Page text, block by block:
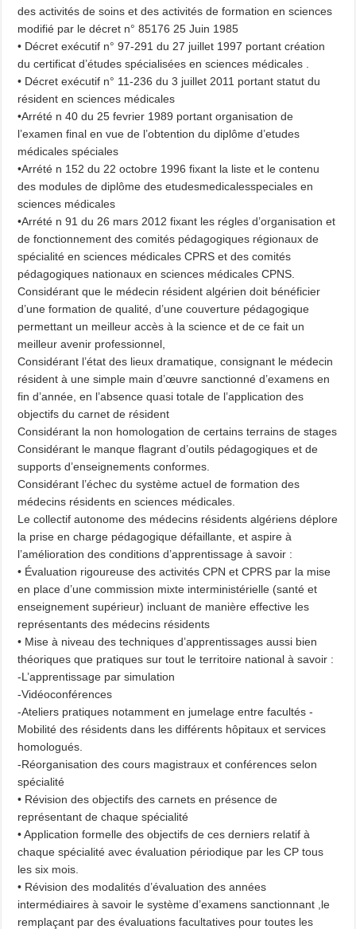
des activités de soins et des activités de formation en sciences
modifié par le décret n° 85176 25 Juin 1985
• Décret exécutif n° 97-291 du 27 juillet 1997 portant création
du certificat d’études spécialisées en sciences médicales .
• Décret exécutif n° 11-236 du 3 juillet 2011 portant statut du
résident en sciences médicales
•Arrété n 40 du 25 fevrier 1989 portant organisation de
l’examen final en vue de l’obtention du diplôme d’etudes
médicales spéciales
•Arrété n 152 du 22 octobre 1996 fixant la liste et le contenu
des modules de diplôme des etudesmedicalesspeciales en
sciences médicales
•Arrété n 91 du 26 mars 2012 fixant les régles d’organisation et
de fonctionnement des comités pédagogiques régionaux de
spécialité en sciences médicales CPRS et des comités
pédagogiques nationaux en sciences médicales CPNS.
Considérant que le médecin résident algérien doit bénéficier
d’une formation de qualité, d’une couverture pédagogique
permettant un meilleur accès à la science et de ce fait un
meilleur avenir professionnel,
Considérant l’état des lieux dramatique, consignant le médecin
résident à une simple main d’œuvre sanctionné d’examens en
fin d’année, en l’absence quasi totale de l’application des
objectifs du carnet de résident
Considérant la non homologation de certains terrains de stages
Considérant le manque flagrant d’outils pédagogiques et de
supports d’enseignements conformes.
Considérant l’échec du système actuel de formation des
médecins résidents en sciences médicales.
Le collectif autonome des médecins résidents algériens déplore
la prise en charge pédagogique défaillante, et aspire à
l’amélioration des conditions d’apprentissage à savoir :
• Évaluation rigoureuse des activités CPN et CPRS par la mise
en place d’une commission mixte interministérielle (santé et
enseignement supérieur) incluant de manière effective les
représentants des médecins résidents
• Mise à niveau des techniques d’apprentissages aussi bien
théoriques que pratiques sur tout le territoire national à savoir :
-L’apprentissage par simulation
-Vidéoconférences
-Ateliers pratiques notamment en jumelage entre facultés -
Mobilité des résidents dans les différents hôpitaux et services
homologués.
-Réorganisation des cours magistraux et conférences selon
spécialité
• Révision des objectifs des carnets en présence de
représentant de chaque spécialité
• Application formelle des objectifs de ces derniers relatif à
chaque spécialité avec évaluation périodique par les CP tous
les six mois.
• Révision des modalités d’évaluation des années
intermédiaires à savoir le système d’examens sanctionnant ,le
remplaçant par des évaluations facultatives pour toutes les